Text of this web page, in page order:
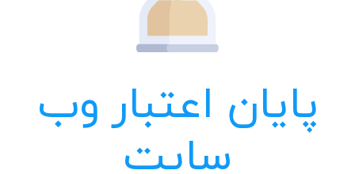
پایان اعتبار وب
سایت